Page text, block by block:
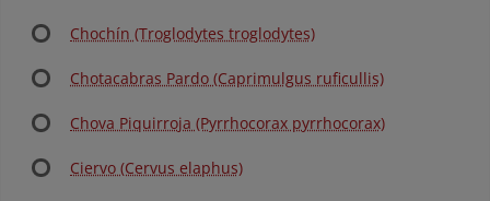
Chochín (Troglodytes troglodytes)
Chotacabras Pardo (Caprimulgus ruficullis)
Chova Piquirroja (Pyrrhocorax pyrrhocorax)
Ciervo (Cervus elaphus)